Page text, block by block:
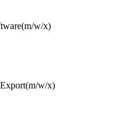
(m/w/x)
(m/w/x)